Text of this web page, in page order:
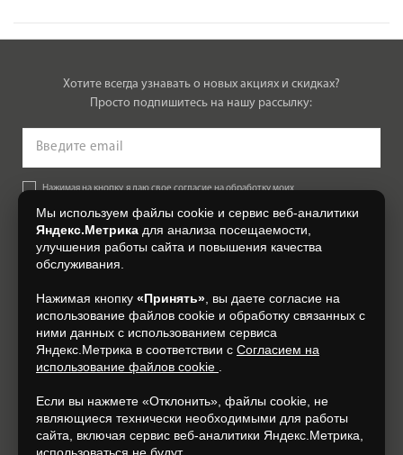
Хотите всегда узнавать о новых акциях и скидках?
Просто подпишитесь на нашу рассылку:
Нажимая на кнопку, я даю свое согласие на обработку моих
Согласии на обработку персональных данных.
+7 (4832) 300-007
Мы используем файлы cookie и сервис веб-аналитики
Яндекс.Метрика для анализа посещаемости,
улучшения работы сайта и повышения качества
обслуживания.
Нажимая кнопку «Принять» , вы даете согласие на
использование файлов cookie и обработку связанных с
ними данных с использованием сервиса
Яндекс.Метрика в соответствии с Согласием на
использование файлов cookie
Если вы нажмете «Отклонить», файлы cookie, не
являющиеся технически необходимыми для работы
сайта, включая сервис веб-аналитики Яндекс.Метрика,